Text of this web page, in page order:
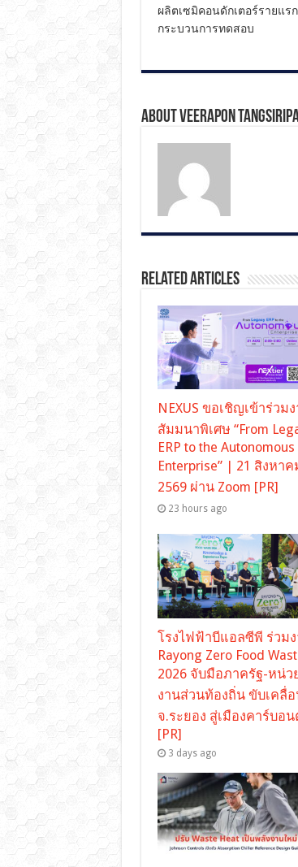
ผลิตเซมิคอนดักเตอร์รายแ
กระบวนการทดสอบ
About Veerapon
Related Articles
NEXUS ขอเชิญเข้าร่วม
สัมมนาพิเศษ “From
ERP to the Autonomous
Enterprise” | 21 สิงหาค
2569 ผ่าน Zoom [PR]
23 hours ago
โรงไฟฟ้าบีแอลซีพี ร่วม
Rayong Zero Food
2026 จับมือภาครัฐ-หน่ว
งานส่วนท้องถิ่น ขับเคลื่
จ.ระยอง สู่เมืองคาร์บอน
[PR]
3 days ago